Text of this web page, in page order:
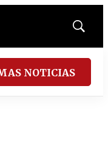
Mostrar
NOTICIAS